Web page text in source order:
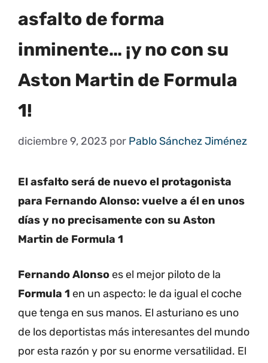
asfalto de forma
inminente… ¡y no con su
Aston Martin de Formula
1!
diciembre 9, 2023 por Pablo Sánchez Jiménez
El asfalto será de nuevo el protagonista
para Fernando Alonso: vuelve a él en unos
días y no precisamente con su Aston
Martin de Formula 1
Fernando Alonsoes el mejor piloto de la
Formula 1 en un aspecto: le da igual el coche
que tenga en sus manos. El asturiano es uno
de los deportistas más interesantes del mundo
por esta razón y por su enorme versatilidad. El